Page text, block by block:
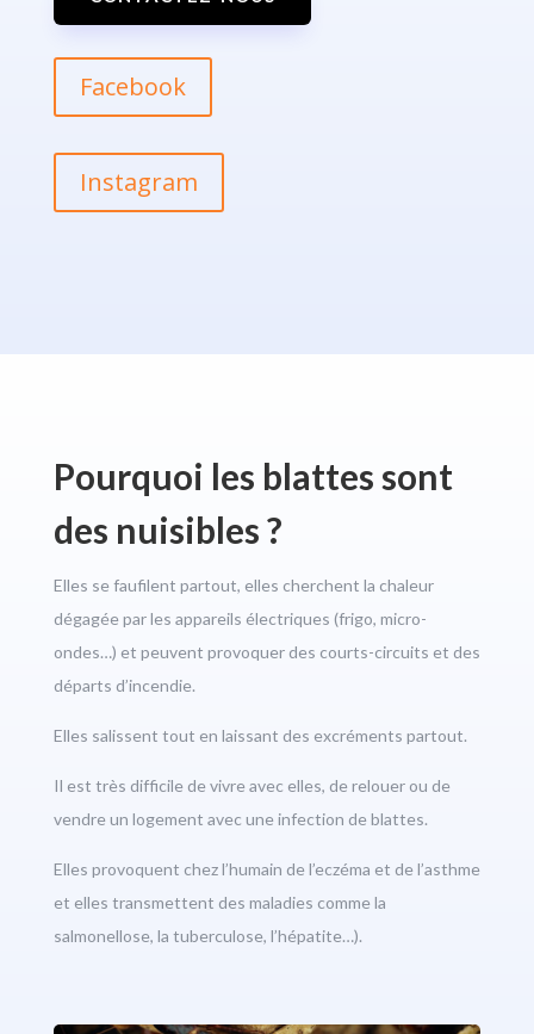
Facebook
Instagram
Pourquoi les blattes sont
des nuisibles ?
Elles se faufilent partout, elles cherchent la chaleur
dégagée par les appareils électriques (frigo, micro-
ondes…) et peuvent provoquer des courts-circuits et des
départs d’incendie.
Elles salissent tout en laissant des excréments partout.
Il est très difficile de vivre avec elles, de relouer ou de
vendre un logement avec une infection de blattes.
Elles provoquent chez l’humain de l’eczéma et de l’asthme
et elles transmettent des maladies comme la
salmonellose, la tuberculose, l’hépatite…).